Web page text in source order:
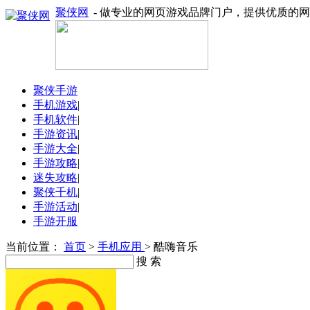
聚侠网 - 做专业的网页游戏品牌门户，提供优质的
聚侠手游
手机游戏|
手机软件|
手游资讯|
手游大全|
手游攻略|
迷失攻略|
聚侠千机|
手游活动|
手游开服
当前位置： 首页 > 手机应用 > 酷嗨音乐
搜 索